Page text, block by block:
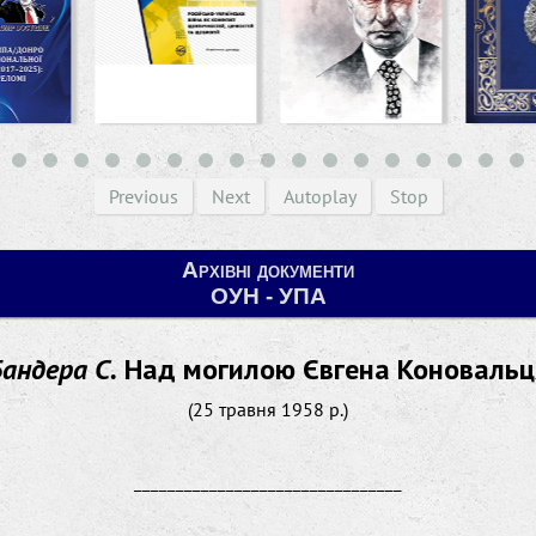
Previous Next Autoplay Stop
Архівні документи
ОУН - УПА
С. Над могилою Євгена
(25 травня 1958 р.)
________________________________